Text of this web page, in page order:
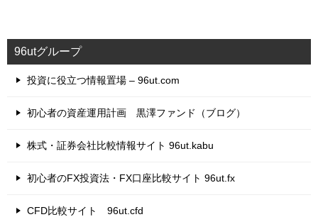
リ
ー
96utグループ
投資に役立つ情報置場 – 96ut.com
初心者の資産運用計画 黒澤ファンド（ブログ）
株式・証券会社比較情報サイト 96ut.kabu
初心者のFX投資法・FX口座比較サイト 96ut.fx
CFD比較サイト 96ut.cfd